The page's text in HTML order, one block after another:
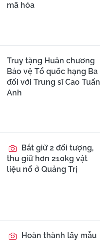
mã hóa
Truy tặng Huân chương
Bảo vệ Tổ quốc hạng Ba
đối với Trung sĩ Cao Tuấn
Anh
Bắt giữ 2 đối tượng,
thu giữ hơn 210kg vật
liệu nổ ở Quảng Trị
Hoàn thành lấy mẫu